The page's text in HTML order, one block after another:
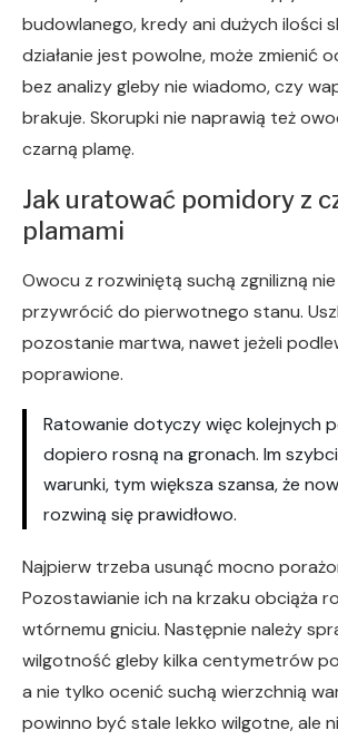
budowlanego, kredy ani dużych ilości
działanie jest powolne, może zmienić
bez analizy gleby nie wiadomo, czy
brakuje. Skorupki nie naprawią też
czarną plamę.
Jak uratować pomidory z
plamami
Owocu z rozwiniętą suchą zgnilizną
przywrócić do pierwotnego stanu.
pozostanie martwa, nawet jeżeli
poprawione.
Ratowanie dotyczy więc kolejnych
dopiero rosną na gronach. Im
warunki, tym większa szansa, że
rozwiną się prawidłowo.
Najpierw trzeba usunąć mocno
Pozostawianie ich na krzaku obciąża
wtórnemu gniciu. Następnie należy
wilgotność gleby kilka centymetrów
a nie tylko ocenić suchą wierzchnią
powinno być stale lekko wilgotne, ale